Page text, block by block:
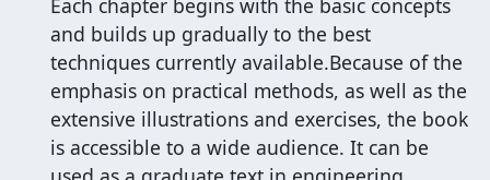
Each chapter begins with the basic concepts
and builds up gradually to the best
techniques currently available.Because of the
emphasis on practical methods, as well as the
extensive illustrations and exercises, the book
is accessible to a wide audience. It can be